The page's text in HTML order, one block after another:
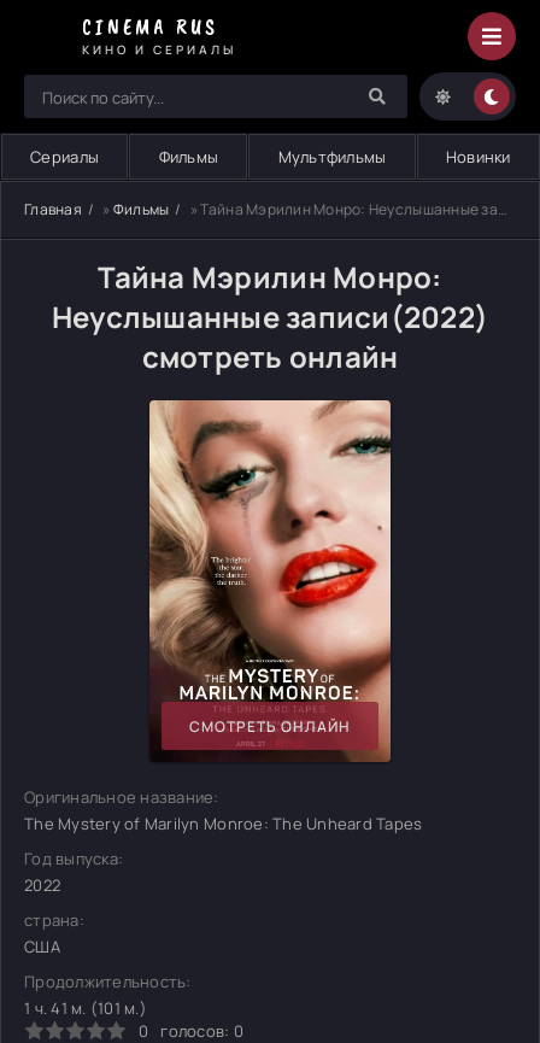
CINEMA RUS
КИНО И СЕРИАЛЫ
Сериалы Фильмы Мультфильмы Новинки
Главная » Фильмы » Тайна Мэрилин Монро: Неуслышанные записи
Тайна Мэрилин Монро:
Неуслышанные записи(2022)
смотреть онлайн
СМОТРЕТЬ ОНЛАЙН
Оригинальное название:
The Mystery of Marilyn Monroe: The Unheard Tapes
Год выпуска:
2022
страна:
США
Продолжительность:
1 ч. 41 м. (101 м.)
0
голосов: 0